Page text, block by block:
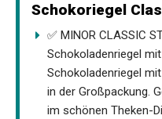
Schokoriegel
✅ MINOR CLASSIC
Schokoladenriegel
Schokoladenriegel
in der Großpackung.
im schönen Theken-